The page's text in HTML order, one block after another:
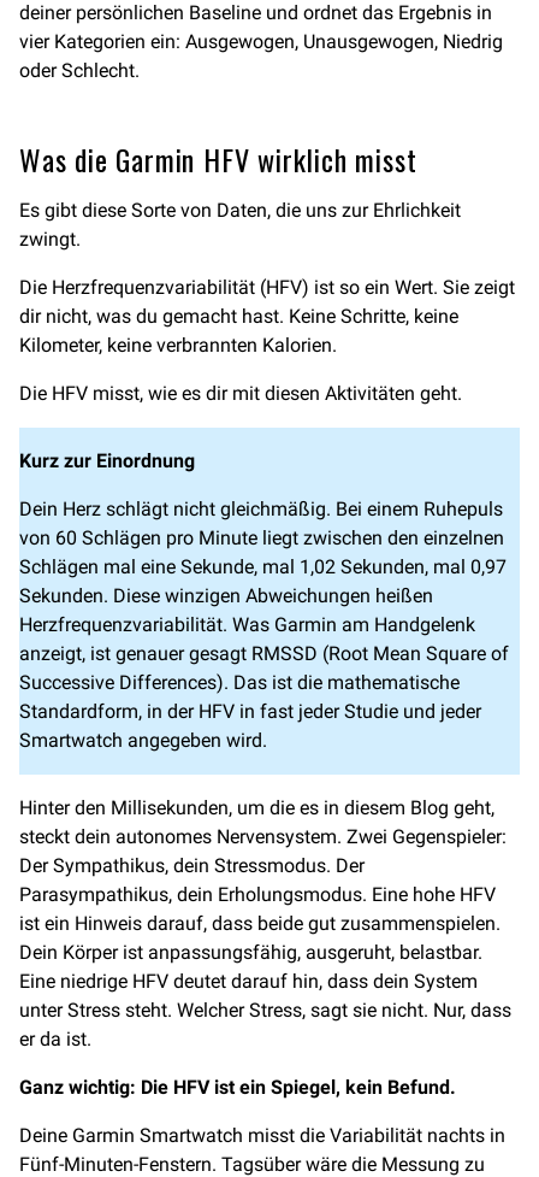
deiner persönlichen Baseline und ordnet das Ergebnis in
vier Kategorien ein: Ausgewogen, Unausgewogen, Niedrig
oder Schlecht.
Was die Garmin HFV wirklich misst
Es gibt diese Sorte von Daten, die uns zur Ehrlichkeit
zwingt.
Die Herzfrequenzvariabilität (HFV) ist so ein Wert. Sie zeigt
dir nicht, was du gemacht hast. Keine Schritte, keine
Kilometer, keine verbrannten Kalorien.
Die HFV misst, wie es dir mit diesen Aktivitäten geht.
Kurz zur Einordnung
Dein Herz schlägt nicht gleichmäßig. Bei einem Ruhepuls
von 60 Schlägen pro Minute liegt zwischen den einzelnen
Schlägen mal eine Sekunde, mal 1,02 Sekunden, mal 0,97
Sekunden. Diese winzigen Abweichungen heißen
Herzfrequenzvariabilität. Was Garmin am Handgelenk
anzeigt, ist genauer gesagt RMSSD (Root Mean Square of
Successive Differences). Das ist die mathematische
Standardform, in der HFV in fast jeder Studie und jeder
Smartwatch angegeben wird.
Hinter den Millisekunden, um die es in diesem Blog geht,
steckt dein autonomes Nervensystem. Zwei Gegenspieler:
Der Sympathikus, dein Stressmodus. Der
Parasympathikus, dein Erholungsmodus. Eine hohe HFV
ist ein Hinweis darauf, dass beide gut zusammenspielen.
Dein Körper ist anpassungsfähig, ausgeruht, belastbar.
Eine niedrige HFV deutet darauf hin, dass dein System
unter Stress steht. Welcher Stress, sagt sie nicht. Nur, dass
er da ist.
Ganz wichtig: Die HFV ist ein Spiegel, kein Befund.
Deine Garmin Smartwatch misst die Variabilität nachts in
Fünf-Minuten-Fenstern. Tagsüber wäre die Messung zu